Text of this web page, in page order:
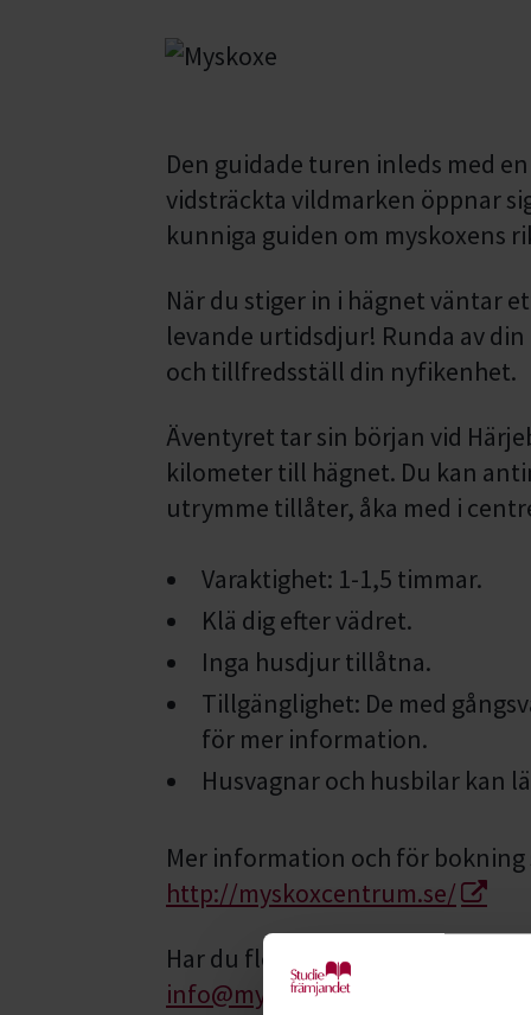
Den guidade turen inleds med
vidsträckta vildmarken öppnar
kunniga guiden om myskoxens
När du stiger in i hägnet väntar
levande urtidsdjur! Runda av
och tillfredsställ din nyfikenhet.
Äventyret tar sin början vid
kilometer till hägnet. Du kan
utrymme tillåter, åka med i
Varaktighet: 1-1,5 timmar.
Klä dig efter vädret.
Inga husdjur tillåtna.
Tillgänglighet: De med
för mer information.
Husvagnar och husbilar kan
Mer information och för bokning
http://myskoxcentrum.se/
Har du fler frågor är du
info@myskoxcentrum.se